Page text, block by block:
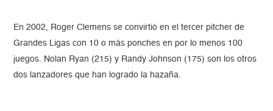
En 2002, Roger Clemens se convirtió en el tercer pitcher de
Grandes Ligas con 10 o más ponches en por lo menos 100
juegos. Nolan Ryan (215) y Randy Johnson (175) son los otros
dos lanzadores que han logrado la hazaña.